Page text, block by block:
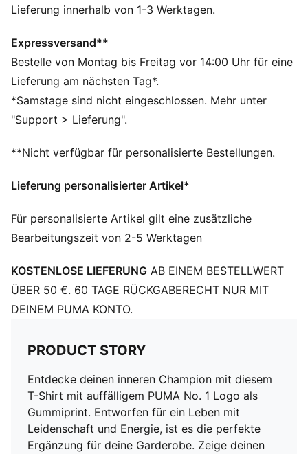
Single Jersey
Rundhalsausschnitt
Kurze Ärmel
PUMA Branding-Details
PUMA Teenager: Empfohlen für ältere Kinder und
Teenager zwischen 8 und 16 Jahren
Lieferung innerhalb von 1-3 Werktagen.
Expressversand**
Bestelle von Montag bis Freitag vor 14:00 Uhr für eine
Lieferung am nächsten Tag*.
*Samstage sind nicht eingeschlossen. Mehr unter
"Support > Lieferung".
**Nicht verfügbar für personalisierte Bestellungen.
Lieferung personalisierter Artikel*
Für personalisierte Artikel gilt eine zusätzliche
Bearbeitungszeit von 2-5 Werktagen
KOSTENLOSE LIEFERUNG AB EINEM BESTELLWERT
ÜBER 50 €. 60 TAGE RÜCKGABERECHT NUR MIT
DEINEM PUMA KONTO.
PRODUCT STORY
Entdecke deinen inneren Champion mit diesem
T-Shirt mit auffälligem PUMA No. 1 Logo als
Gummiprint. Entworfen für ein Leben mit
Leidenschaft und Energie, ist es die perfekte
Ergänzung für deine Garderobe. Zeige deinen